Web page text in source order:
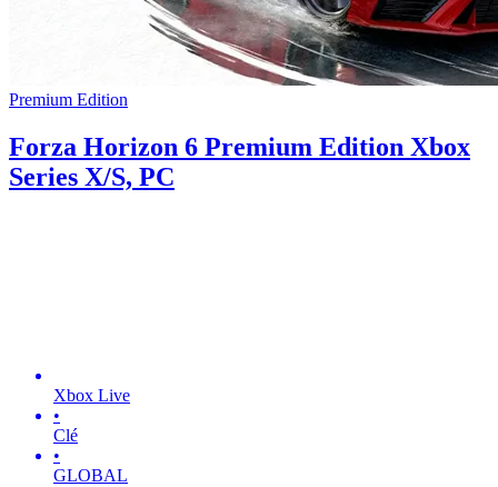
Premium Edition
Forza Horizon 6 Premium Edition Xbox
Series X/S, PC
Xbox Live
•
Clé
•
GLOBAL